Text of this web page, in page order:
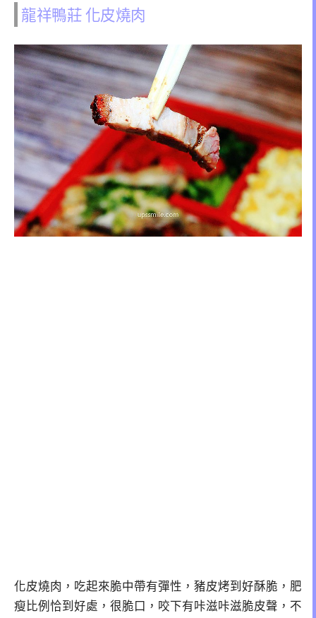
龍祥鴨莊 化皮燒肉
化皮燒肉，吃起來脆中帶有彈性，豬皮烤到好酥脆，肥
瘦比例恰到好處，很脆口，咬下有咔滋咔滋脆皮聲，不